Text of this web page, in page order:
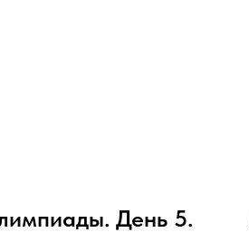
День 5.